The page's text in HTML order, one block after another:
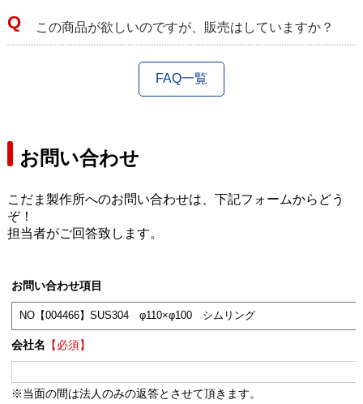
この商品が欲しいのですが、販売はしていますか？
FAQ一覧
お問い合わせ
こだま製作所へのお問い合わせは、下記フォームからどう
ぞ！
担当者がご回答致します。
お問い合わせ項目
会社名 【必須】
※当面の間は法人のみの返答とさせて頂きます。